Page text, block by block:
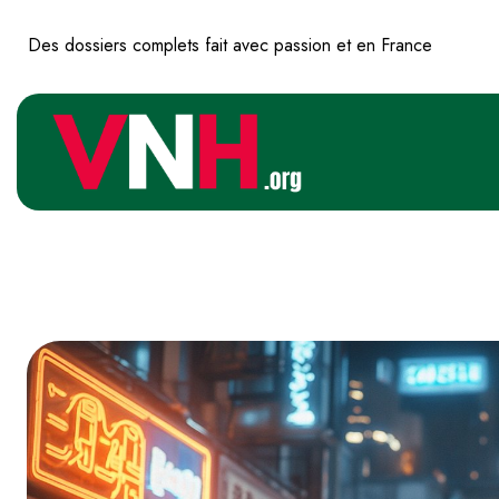
Des dossiers complets fait avec passion et en France